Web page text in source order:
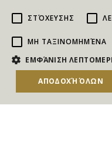
Για να ενημερώνεστε
Δώρα, τις Νέες
ΣΤΌΧΕΥΣΗΣ
ΜΗ ΤΑΞΙΝΟΜΗΜΈΝΑ
ΕΜΦΆΝΙΣΗ
ΑΠΟΔΟΧΉ ΌΛΩΝ